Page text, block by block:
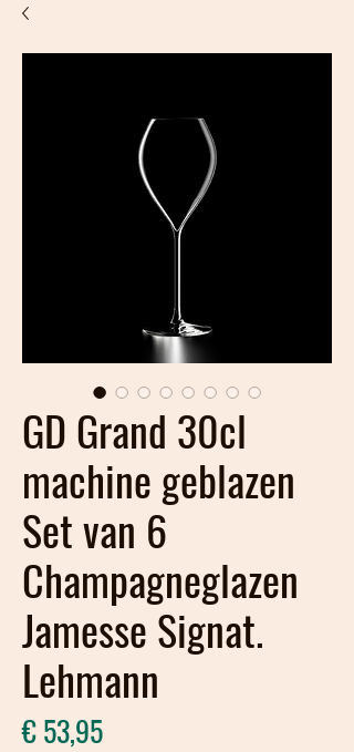
GD Grand 30cl
machine geblazen
Set van 6
Champagneglazen
Jamesse Signat.
Lehmann
€ 53,95Prijs